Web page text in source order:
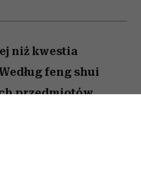
niż kwestia
feng shui
przedmiotów